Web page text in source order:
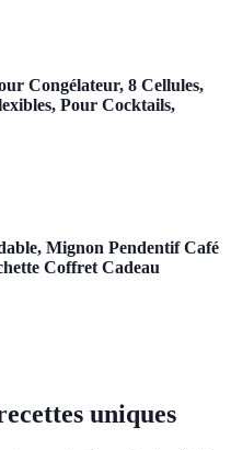
Congélateur, 8 Cellules,
Pour Cocktails,
Mignon Pendentif Café
Coffret Cadeau
uniques